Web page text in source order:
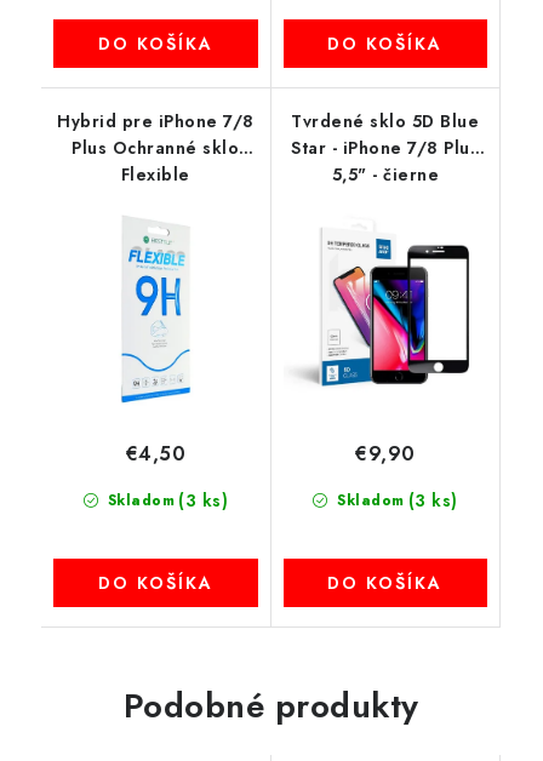
DO KOŠÍKA DO KOŠÍKA
Hybrid pre iPhone 7/8
Plus Ochranné sklo
Flexible
Skladom (3 ks)
€4,50
DO KOŠÍKA
Tvrdené sklo 5D Blue
Star - iPhone 7/8 Plus
5,5" - čierne
Skladom (3 ks)
€9,90
DO KOŠÍKA
Podobné produkty